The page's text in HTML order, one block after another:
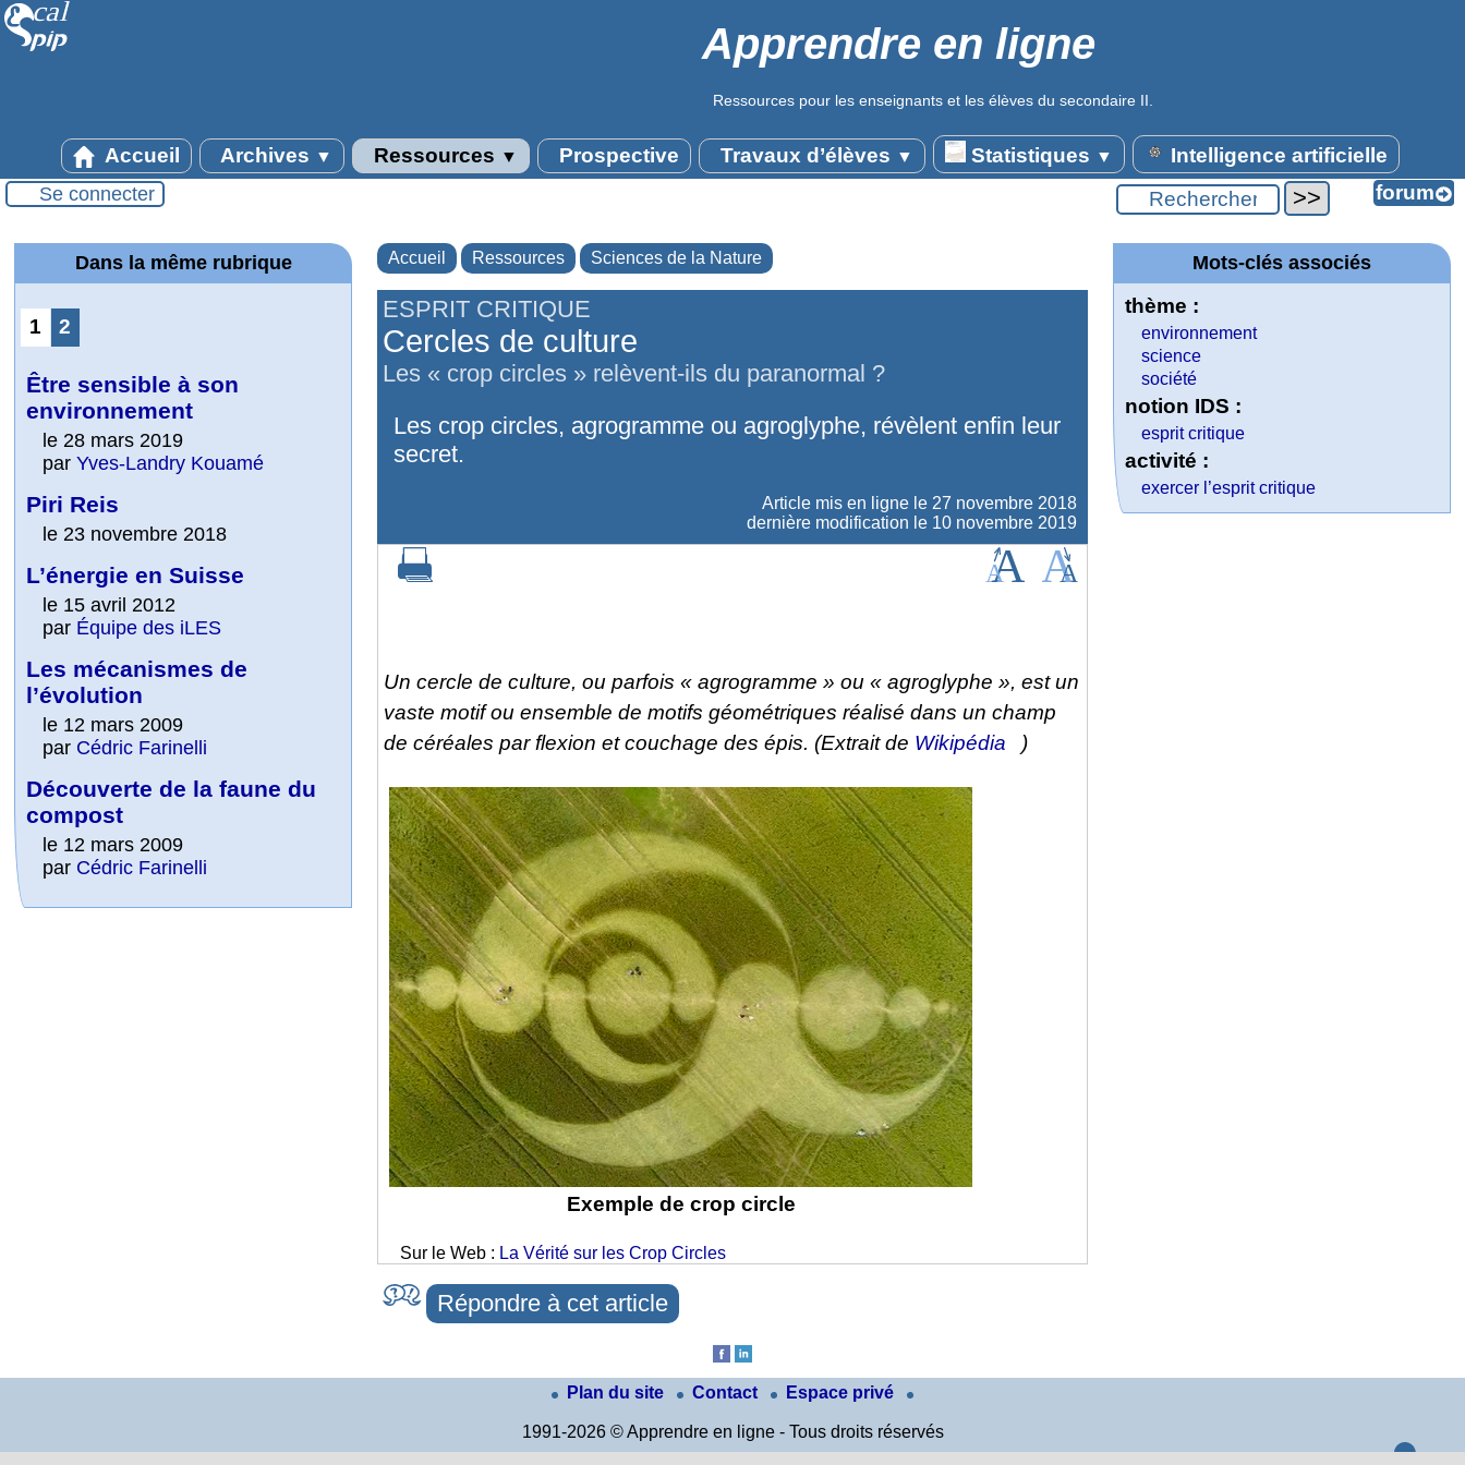
Apprendre en ligne
Ressources pour les enseignants et les élèves du secondaire II.
Accueil Archives ▼ Ressources ▼ Prospective Travaux d’élèves ▼ Statistiques ▼ Intelligence artificielle
Se connecter
Accueil Ressources Sciences de la Nature
ESPRIT CRITIQUE
Cercles de culture
Les « crop circles » relèvent-ils du paranormal ?
Les crop circles, agrogramme ou agroglyphe, révèlent enfin leur
secret.
Article mis en ligne le 27 novembre 2018
dernière modification le 10 novembre 2019
Un cercle de culture, ou parfois « agrogramme » ou « agroglyphe », est un
vaste motif ou ensemble de motifs géométriques réalisé dans un champ
de céréales par flexion et couchage des épis. (Extrait de Wikipédia )
Exemple de crop circle
Sur le Web : La Vérité sur les Crop Circles
Répondre à cet article
Dans la même rubrique
1 2
Être sensible à son
environnement
le 28 mars 2019
parYves-Landry Kouamé
Piri Reis
le 23 novembre 2018
L’énergie en Suisse
le 15 avril 2012
par Équipe des iLES
Les mécanismes de
l’évolution
le 12 mars 2009
par Cédric Farinelli
Découverte de la faune du
compost
le 12 mars 2009
par Cédric Farinelli
Mots-clés associés
thème :
environnement
science
société
notion IDS :
esprit critique
activité :
exercer l’esprit critique
Plan du site Contact Espace privé
1991-2026 © Apprendre en ligne - Tous droits réservés